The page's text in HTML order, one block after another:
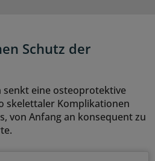
Schutz der
senkt eine osteoprotektive
skelettaler Komplikationen
von Anfang an konsequent zu